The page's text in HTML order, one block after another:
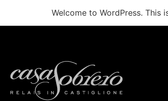
Welcome to WordPress.